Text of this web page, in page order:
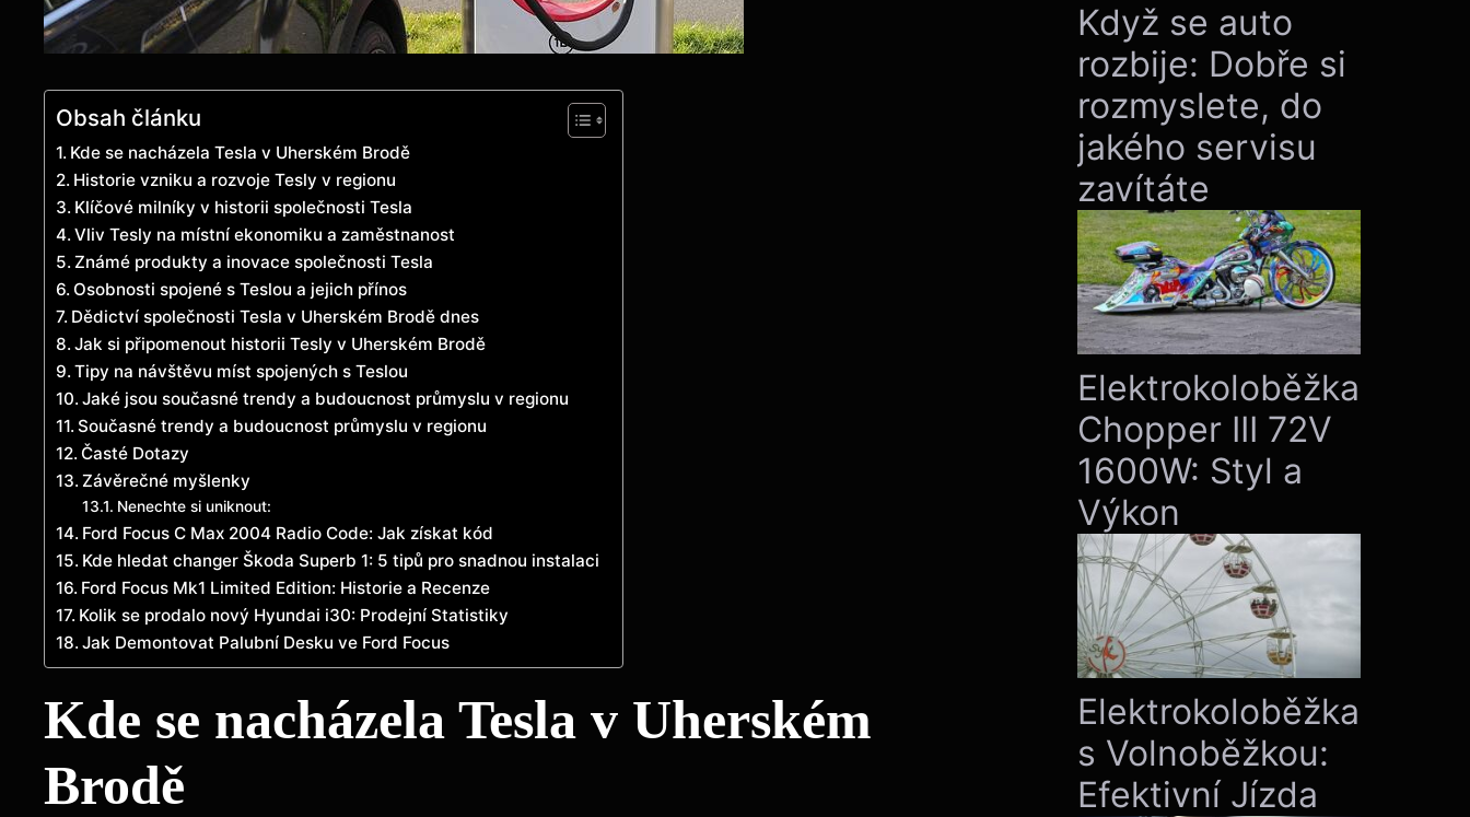
Obsah článku
Kde se nacházela Tesla v Uherském Brodě
Historie vzniku a rozvoje Tesly v regionu
Klíčové milníky v historii společnosti Tesla
Vliv Tesly na místní ekonomiku a zaměstnanost
Známé produkty a inovace společnosti Tesla
Osobnosti spojené s Teslou a jejich přínos
Dědictví společnosti Tesla v Uherském Brodě dnes
Jak si připomenout historii Tesly v Uherském Brodě
Tipy na návštěvu míst spojených s Teslou
Jaké jsou současné trendy a budoucnost průmyslu v regionu
Současné trendy a budoucnost průmyslu v regionu
Časté Dotazy
Závěrečné myšlenky
Nenechte si uniknout:
Ford Focus C Max 2004 Radio Code: Jak získat kód
Kde hledat changer Škoda Superb 1: 5 tipů pro snadnou instalaci
Ford Focus Mk1 Limited Edition: Historie a Recenze
Kolik se prodalo nový Hyundai i30: Prodejní Statistiky
Jak Demontovat Palubní Desku ve Ford Focus
Kde se nacházela Tesla v Uherském
Brodě
Když se auto
rozbije: Dobře si
rozmyslete, do
jakého servisu
zavítáte
Elektrokoloběžka
Chopper III 72V
1600W: Styl a
Výkon
Elektrokoloběžka
s Volnoběžkou:
Efektivní Jízda